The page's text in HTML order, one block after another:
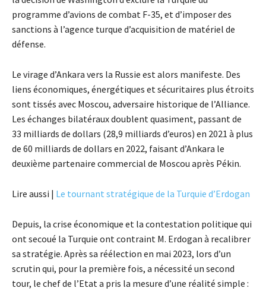
programme d’avions de combat F-35, et d’imposer des
sanctions à l’agence turque d’acquisition de matériel de
défense.
Le virage d’Ankara vers la Russie est alors manifeste. Des
liens économiques, énergétiques et sécuritaires plus étroits
sont tissés avec Moscou, adversaire historique de l’Alliance.
Les échanges bilatéraux doublent quasiment, passant de
33 milliards de dollars (28,9 milliards d’euros) en 2021 à plus
de 60 milliards de dollars en 2022, faisant d’Ankara le
deuxième partenaire commercial de Moscou après Pékin.
Lire aussi | Le tournant stratégique de la Turquie d’Erdogan
Depuis, la crise économique et la contestation politique qui
ont secoué la Turquie ont contraint M. Erdogan à recalibrer
sa stratégie. Après sa réélection en mai 2023, lors d’un
scrutin qui, pour la première fois, a nécessité un second
tour, le chef de l’Etat a pris la mesure d’une réalité simple :